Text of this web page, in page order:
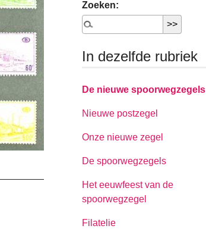
Zoeken:
In dezelfde rubriek
De nieuwe spoorwegzegels
Nieuwe postzegel
Onze nieuwe zegel
De spoorwegzegels
Het eeuwfeest van de
spoorwegzegel
Filatelie